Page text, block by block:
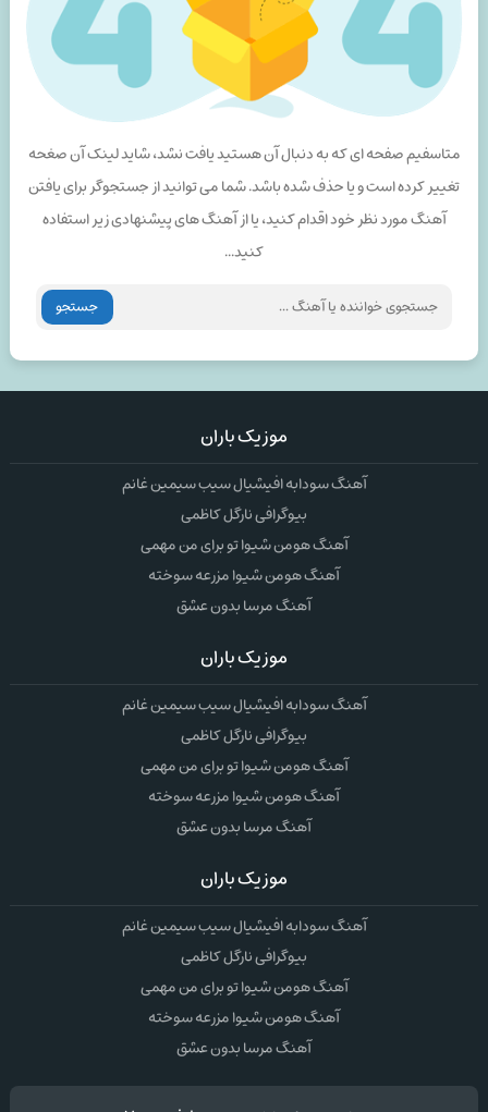
متاسفیم صفحه ای که به دنبال آن هستید یافت نشد، شاید لینک آن صغحه
تغییر کرده است و یا حذف شده باشد. شما می توانید از جستجوگر برای یافتن
آهنگ مورد نظر خود اقدام کنید، یا از آهنگ های پیشنهادی زیر استفاده
کنید...
جستجو
موزیک باران
آهنگ سودابه افیشیال سیب سیمین غانم
بیوگرافی نارگل کاظمی
آهنگ هومن شیوا تو برای من مهمی
آهنگ هومن شیوا مزرعه سوخته
آهنگ مرسا بدون عشق
موزیک باران
آهنگ سودابه افیشیال سیب سیمین غانم
بیوگرافی نارگل کاظمی
آهنگ هومن شیوا تو برای من مهمی
آهنگ هومن شیوا مزرعه سوخته
آهنگ مرسا بدون عشق
موزیک باران
آهنگ سودابه افیشیال سیب سیمین غانم
بیوگرافی نارگل کاظمی
آهنگ هومن شیوا تو برای من مهمی
آهنگ هومن شیوا مزرعه سوخته
آهنگ مرسا بدون عشق